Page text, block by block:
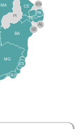
BA
SE
PE
AL
RN
CE
PI
MA
MG
RJ
ES
PB